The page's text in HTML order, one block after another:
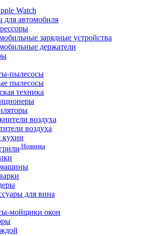
Watch
для автомобиля
зарядные устройства
держатели
пылесосы
пылесосы
техника
воздуха
воздуха
кухни
Новинка
для вина
мойщики окон